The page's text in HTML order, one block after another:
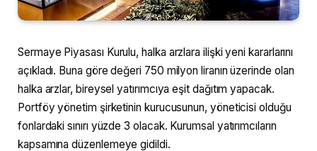
Sermaye Piyasası Kurulu, halka arzlara ilişki yeni kararlarını
açıkladı. Buna göre değeri 750 milyon liranın üzerinde olan
halka arzlar, bireysel yatırımcıya eşit dağıtım yapacak.
Portföy yönetim şirketinin kurucusunun, yöneticisi olduğu
fonlardaki sınırı yüzde 3 olacak. Kurumsal yatırımcıların
kapsamına düzenlemeye gidildi.